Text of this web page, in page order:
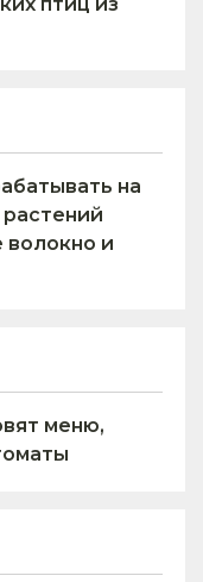
птиц из
на
волокно и
меню,